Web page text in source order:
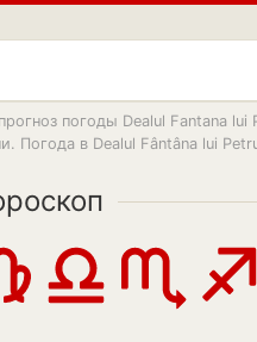
погоды Dealul Fantana
Погода в Dealul Fântâna lui